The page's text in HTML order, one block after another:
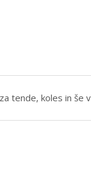
tende, koles in še